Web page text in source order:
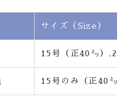
サイズ（Size）
15号（正40㍉）,20
15号のみ（正40㍉